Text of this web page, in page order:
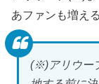
あファンも増え
(※)アリウー